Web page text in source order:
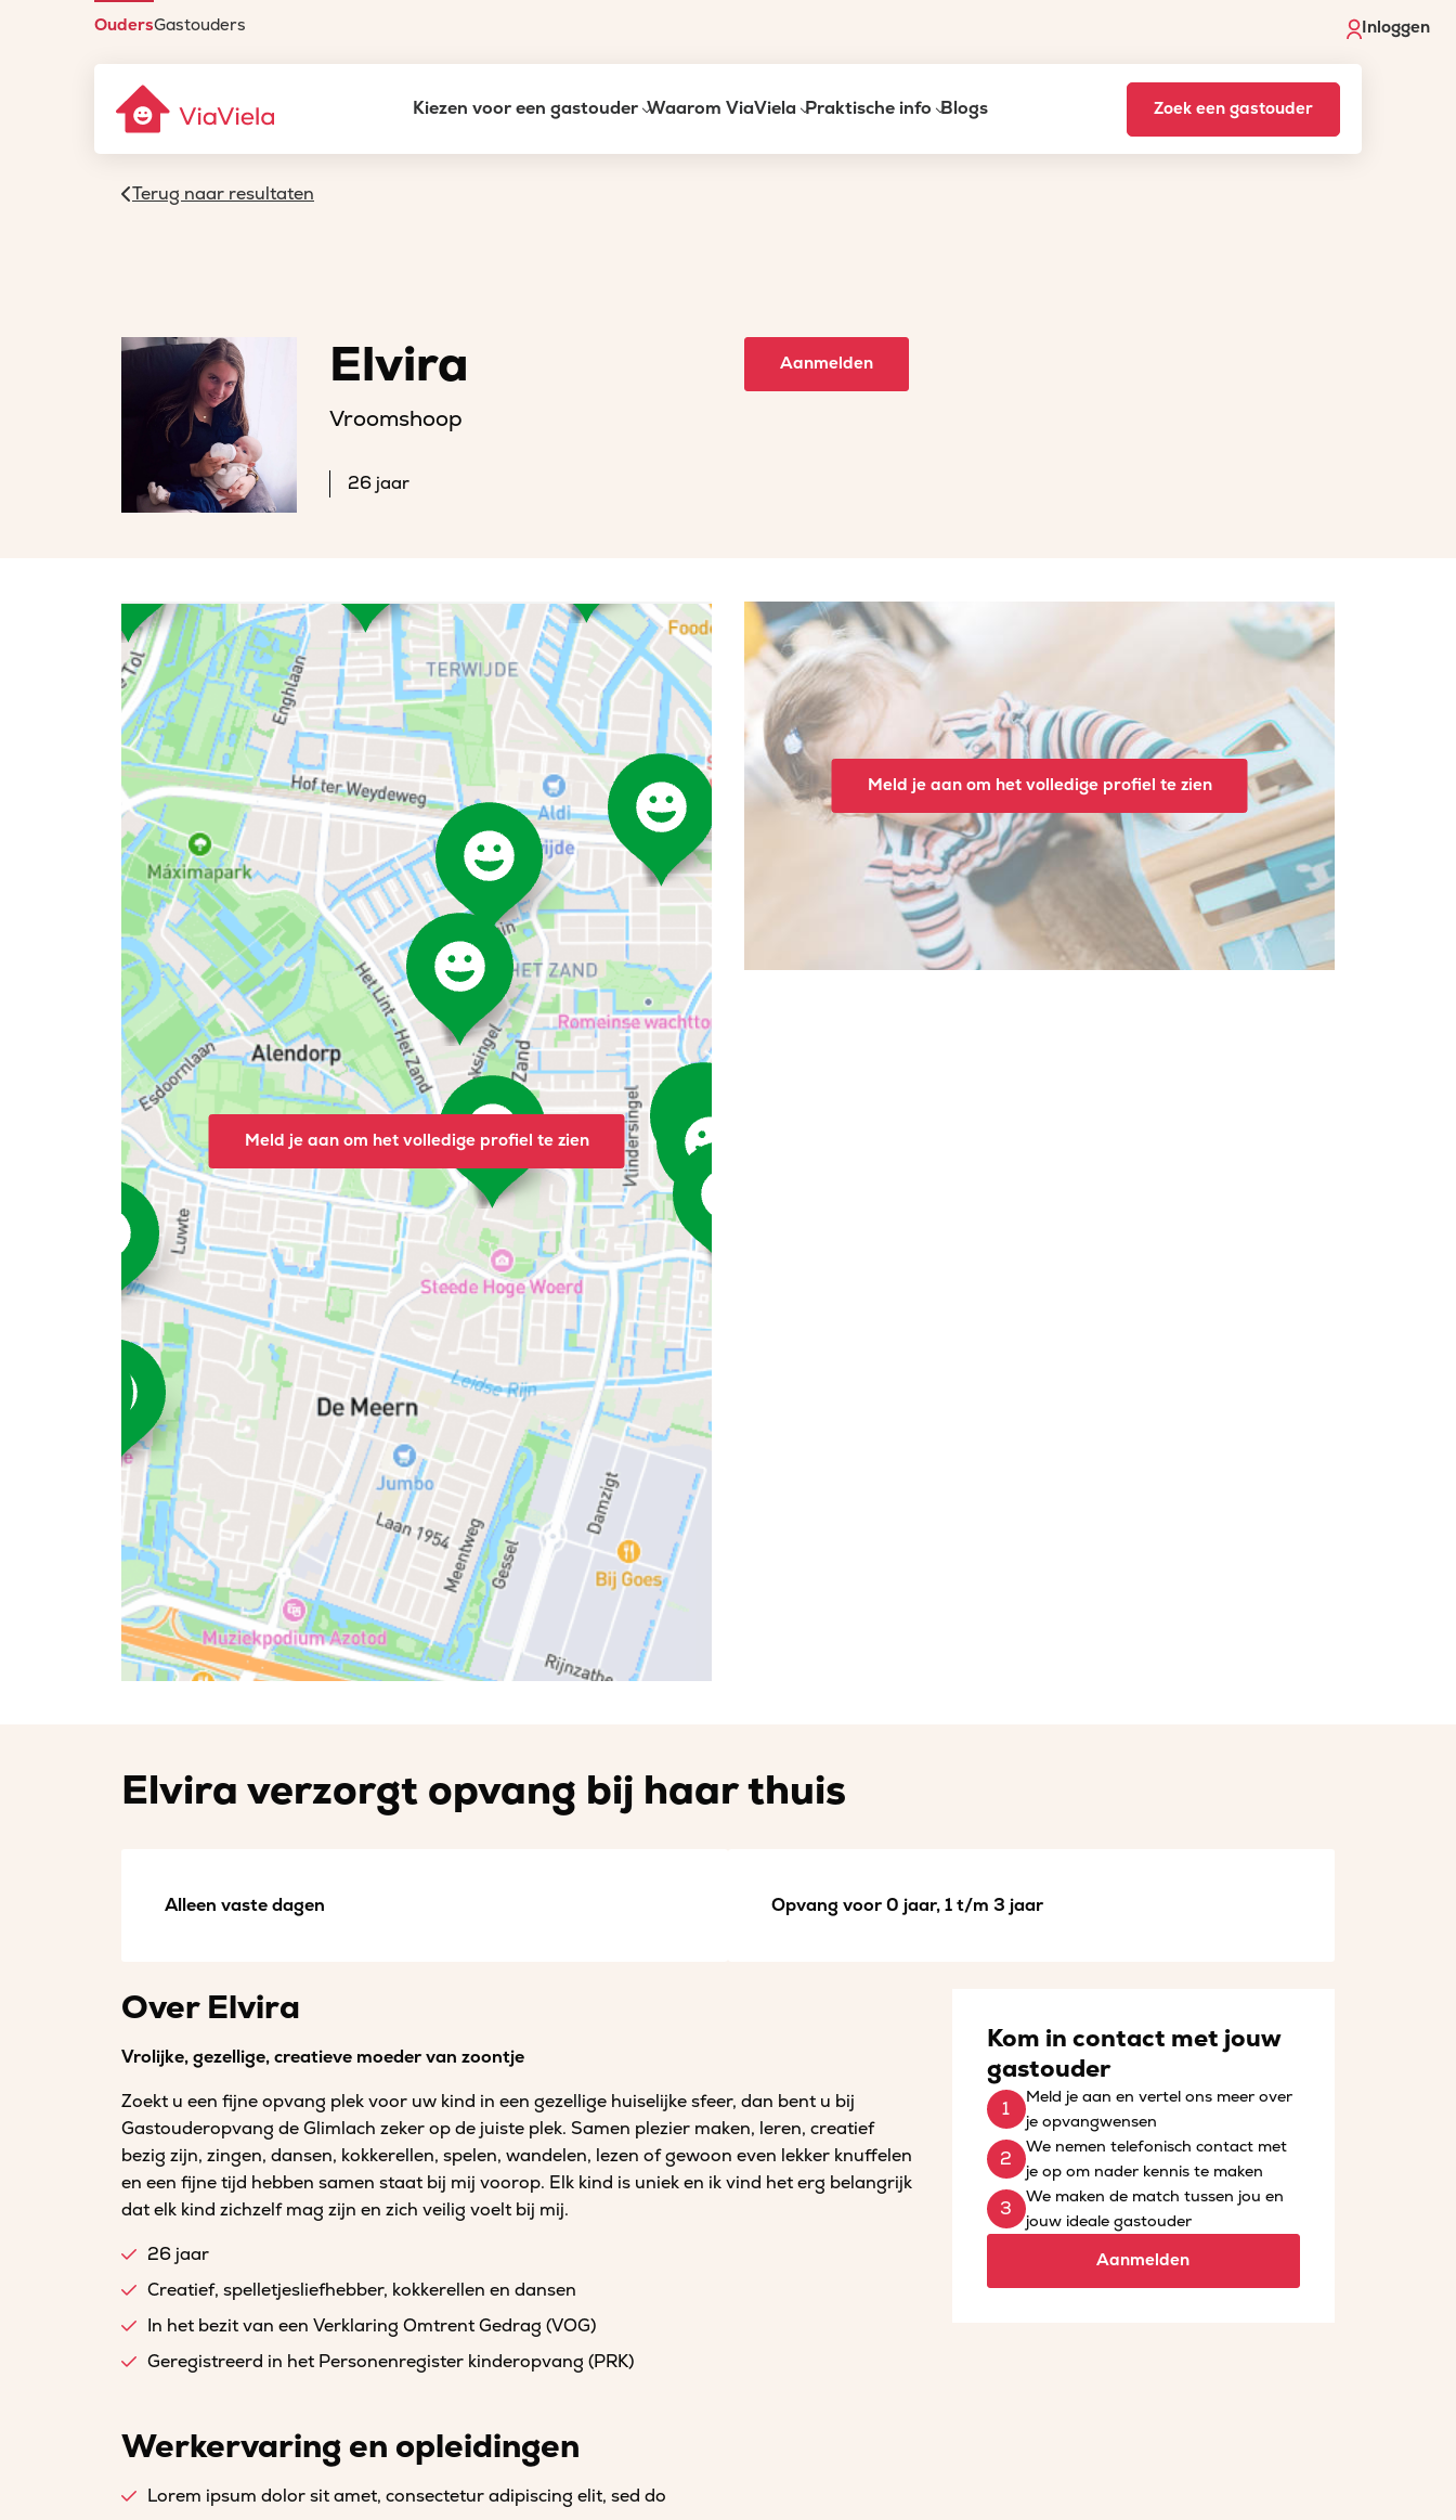
OudersGastouders Inloggen
Kiezen voor een gastouder Waarom ViaViela Praktische info Blogs Zoek een gastouder
Terug naar resultaten
Elvira
Vroomshoop
26 jaar
Aanmelden
Meld je aan om het volledige profiel te zien
Meld je aan om het volledige profiel te zien
Elvira verzorgt opvang bij haar thuis
Alleen vaste dagen Opvang voor 0 jaar, 1 t/m 3 jaar
Over Elvira
Vrolijke, gezellige, creatieve moeder van zoontje
Zoekt u een fijne opvang plek voor uw kind in een gezellige huiselijke sfeer, dan bent u bij
Gastouderopvang de Glimlach zeker op de juiste plek. Samen plezier maken, leren, creatief
bezig zijn, zingen, dansen, kokkerellen, spelen, wandelen, lezen of gewoon even lekker knuffelen
en een fijne tijd hebben samen staat bij mij voorop. Elk kind is uniek en ik vind het erg belangrijk
dat elk kind zichzelf mag zijn en zich veilig voelt bij mij.
26 jaar
Creatief, spelletjesliefhebber, kokkerellen en dansen
In het bezit van een Verklaring Omtrent Gedrag (VOG)
Geregistreerd in het Personenregister kinderopvang (PRK)
Kom in contact met jouw
gastouder
Meld je aan en vertel ons meer over
je opvangwensen
We nemen telefonisch contact met
je op om nader kennis te maken
We maken de match tussen jou en
jouw ideale gastouder
Aanmelden
Werkervaring en opleidingen
Lorem ipsum dolor sit amet, consectetur adipiscing elit, sed do